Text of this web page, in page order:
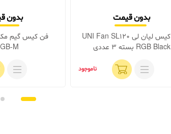
بدون
M
بدون قیمت
فن کیس لیان لی UNI Fan SL120
RGB Black بسته 3 عددی
ناموجود